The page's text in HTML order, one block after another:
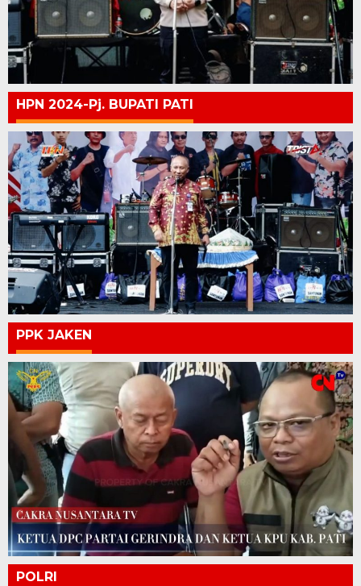
HPN 2024-Pj. BUPATI PATI
PPK JAKEN
POLRI